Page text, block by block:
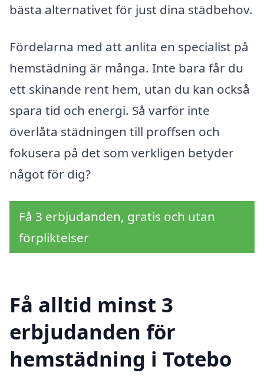
bästa alternativet för just dina städbehov.
Fördelarna med att anlita en specialist på
hemstädning är många. Inte bara får du
ett skinande rent hem, utan du kan också
spara tid och energi. Så varför inte
överlåta städningen till proffsen och
fokusera på det som verkligen betyder
något för dig?
Få 3 erbjudanden, gratis och utan
förpliktelser
Få alltid minst 3
erbjudanden för
hemstädning i Totebo